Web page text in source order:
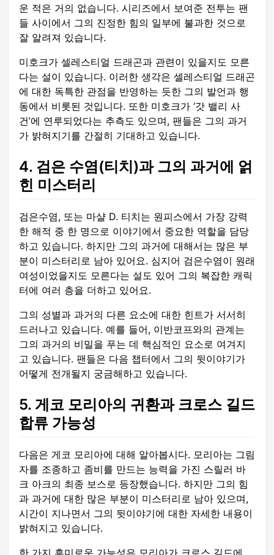
운 적은 거의 없습니다. 시리즈에서 보여준 전투는 팬
들 사이에서 그의 진정한 힘의 일부에 불과한 것으로
잘 알려져 있습니다.
미호크가 셀레스티얼 드래곤과 관련이 있을지도 모른
다는 설이 있습니다. 이러한 생각은 셀레스티얼 드래곤
에 대한 독특한 관점을 반영하는 듯한 그의 발언과 행
동에서 비롯된 것입니다. 또한 미호크가 ‘갓 밸리 사
건’에 연루되었다는 추측도 있으며, 팬들은 그의 과거
가 밝혀지기를 간절히 기대하고 있습니다.
4. 검은 수염(티치)과 그의 과거에 얽
힌 미스터리
검은수염, 또는 마샬 D. 티치는 원피스에서 가장 강력
한 해적 중 한 명으로 이야기에서 중요한 역할을 담당
하고 있습니다. 하지만 그의 과거에 대해서는 많은 부
분이 미스터리로 남아 있어요. 심지어 검은수염이 원래
여성이었을지도 모른다는 설도 있어 그의 복잡한 캐릭
터에 여러 층을 더하고 있어요.
그의 성별과 과거의 다른 요소에 대한 힌트가 서서히
드러나고 있습니다. 예를 들어, 이반코프와의 관계는
그의 과거의 비밀을 푸는 데 핵심적인 요소로 여겨지
고 있습니다. 팬들은 다음 챕터에서 그의 뒷이야기가
어떻게 전개될지 궁금해하고 있습니다.
5. 게코 모리아의 귀환과 크로스 길드
합류 가능성
다음은 게코 모리아에 대해 알아봅시다. 모리아는 그림
자를 조종하고 좀비를 만드는 능력을 가진 스릴러 바
크 아크의 최종 보스로 등장했습니다. 하지만 그의 힘
과 과거에 대한 많은 부분이 미스터리로 남아 있으며,
시간이 지나면서 그의 뒷이야기에 대한 자세한 내용이
밝혀지고 있습니다.
한 가지 흥미로운 가능성은 모리아가 크로스 길드에